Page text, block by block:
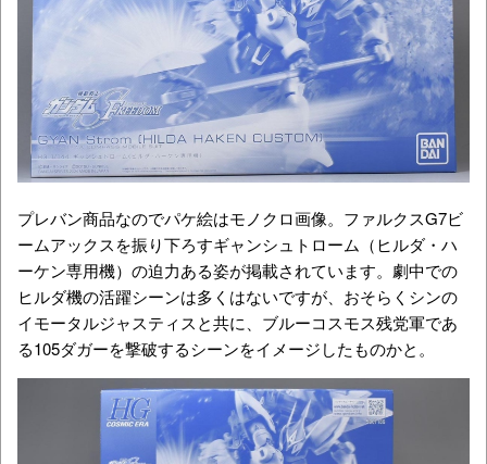
プレバン商品なのでパケ絵はモノクロ画像。 ファルクスG7ビ
ームアックスを振り下ろすギャンシュトローム（ヒルダ・ハ
ーケン専用機）の迫力ある姿が掲載されています。劇中での
ヒルダ機の活躍シーンは多くはないですが、おそらくシンの
イモータルジャスティスと共に、ブルーコスモス残党軍であ
る105ダガーを撃破するシーンをイメージしたものかと。